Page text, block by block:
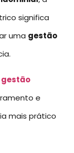
significa
uma gestão
e
mais prático